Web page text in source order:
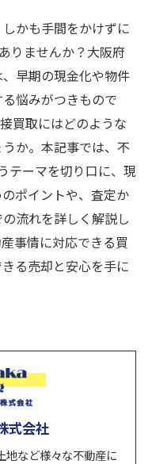
しかも手間をかけずに
りませんか？大阪府
早期の現金化や物件
悩みがつきもので
買取にはどのような
か。本記事では、不
テーマを切り口に、現
ポイントや、査定か
流れを詳しく解説し
事情に対応できる買
る売却と安心を手に
式会社
地など様々な不動産に